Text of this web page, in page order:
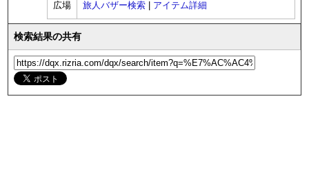
広場 旅人バザー検索 アイテム詳細
検索結果の共有